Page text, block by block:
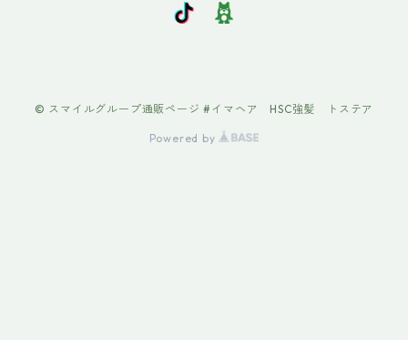
© スマイルグループ通販ページ #イマヘア HSC強髪 トステア
Powered by